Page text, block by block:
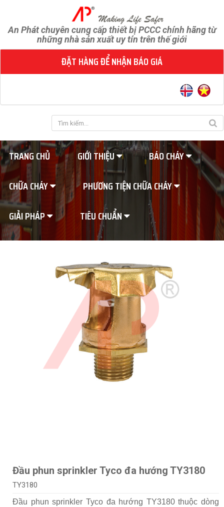
An Phát chuyên cung cấp thiết bị PCCC chính hãng từ
những nhà sản xuất uy tín trên thế giới
ĐẶT HÀNG ĐỂ NHẬN BÁO GIÁ
TRANG CHỦ GIỚI THIỆU
BÁO CHÁY
CHỮA CHÁY
PHƯƠNG TIỆN CHỮA CHÁY
GIẢI PHÁP
TIÊU CHUẨN
Đầu phun sprinkler Tyco đa hướng TY3180
TY3180
Đầu phun sprinkler Tyco đa hướng TY3180 thuộc dòng